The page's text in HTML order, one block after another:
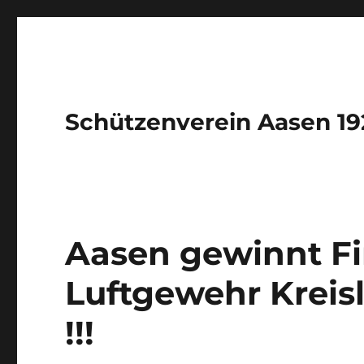
Schützenverein Aasen
Aasen gewinnt
Luftgewehr
!!!